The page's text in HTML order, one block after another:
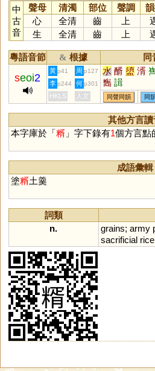
中
古
音
聲母 清濁 部位 聲調
心
全清 齒 上
生
全清 齒 上
粵語音節 & 根據 同
seoi2
黃 p41 周 p127 水 醑 盨 湑
雟 諿
李 p244 何 p301
HKLS 人文 同聲同韻 同
其他方言讀
本字庫於「糈 」字下錄有1個方言點
成語彙輯
塗糈土羹
詞類
n.
grains; army
sacrificial rice